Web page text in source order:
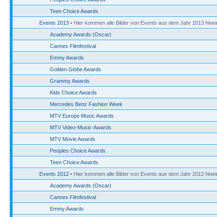
Teen Choice Awards
Events 2013 • Hier kommen alle Bilder von Events aus dem Jahr 2013
Academy Awards (Oscar)
Cannes Filmfestival
Emmy Awards
Golden Globe Awards
Grammy Awards
Kids Choice Awards
Mercedes Benz Fashion Week
MTV Europe Music Awards
MTV Video-Music-Awards
MTV Movie Awards
Peoples Choice Awards
Teen Choice Awards
Events 2012 • Hier kommen alle Bilder von Events aus dem Jahr 2012
Academy Awards (Oscar)
Cannes Filmfestival
Emmy Awards